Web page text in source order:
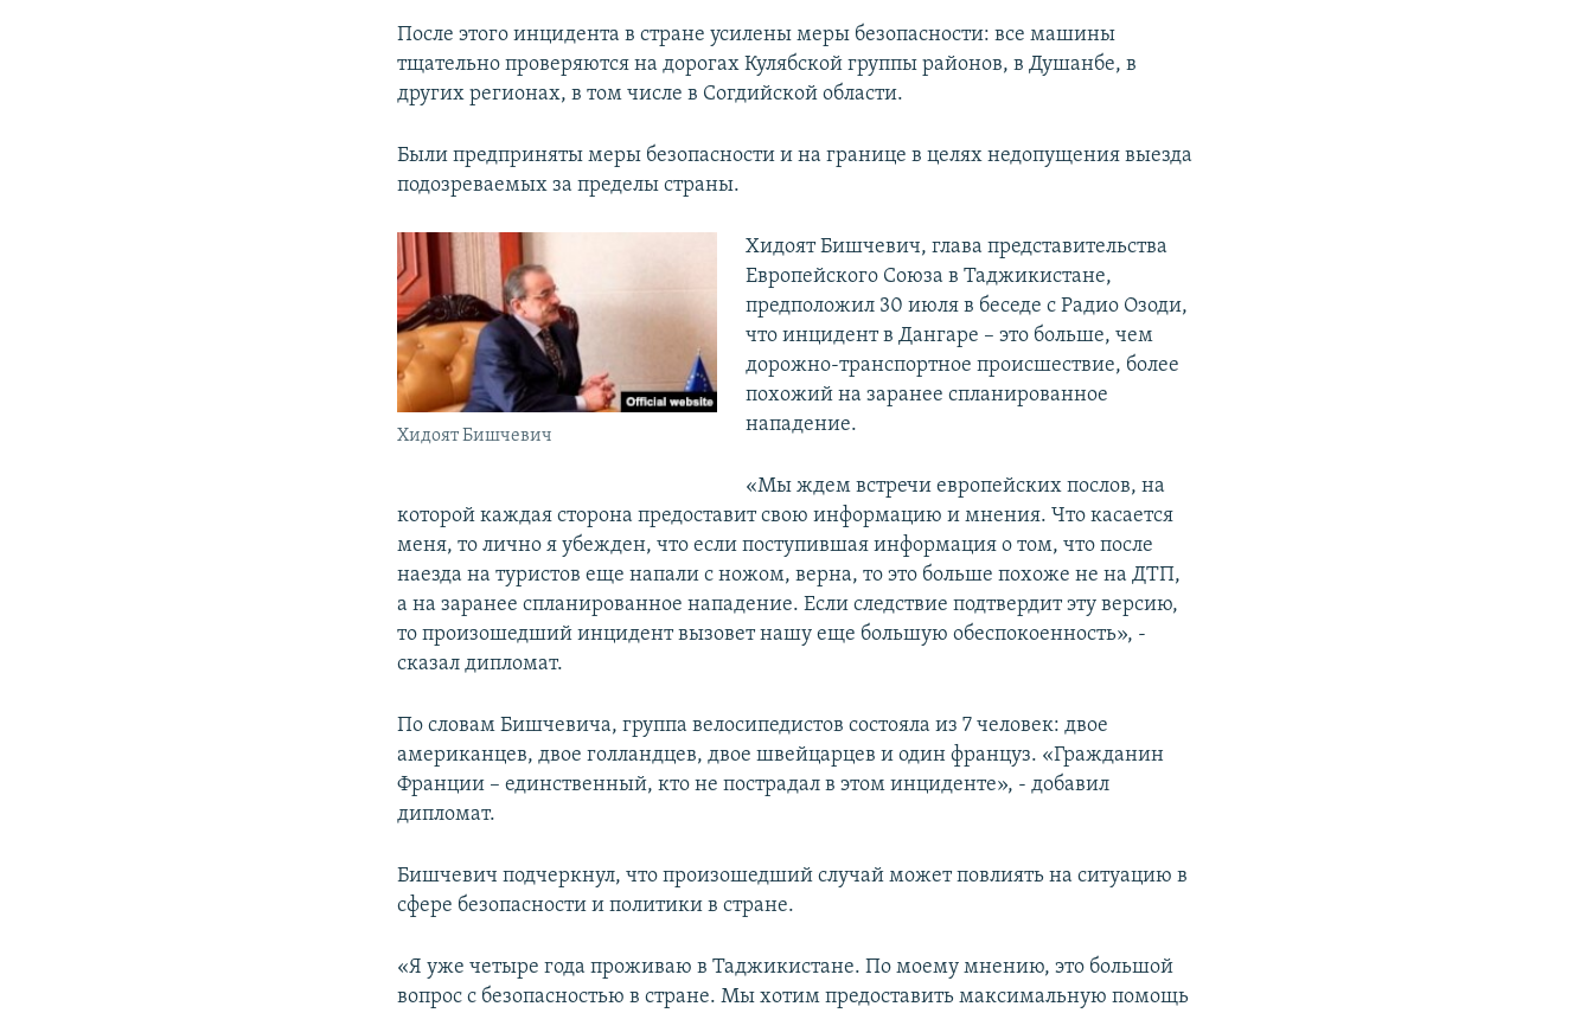
После этого инцидента в стране усилены меры безопасности: все машины
тщательно проверяются на дорогах Кулябской группы районов, в Душанбе, в
других регионах, в том числе в Согдийской области.
Были предприняты меры безопасности и на границе в целях недопущения выезда
подозреваемых за пределы страны.
Хидоят Бишчевич
Хидоят Бишчевич, глава представительства
Европейского Союза в Таджикистане,
предположил 30 июля в беседе с Радио Озоди,
что инцидент в Дангаре – это больше, чем
дорожно-транспортное происшествие, более
похожий на заранее спланированное
нападение.
«Мы ждем встречи европейских послов, на
которой каждая сторона предоставит свою информацию и мнения. Что касается
меня, то лично я убежден, что если поступившая информация о том, что после
наезда на туристов еще напали с ножом, верна, то это больше похоже не на ДТП,
а на заранее спланированное нападение. Если следствие подтвердит эту версию,
то произошедший инцидент вызовет нашу еще большую обеспокоенность», -
сказал дипломат.
По словам Бишчевича, группа велосипедистов состояла из 7 человек: двое
американцев, двое голландцев, двое швейцарцев и один француз. «Гражданин
Франции – единственный, кто не пострадал в этом инциденте», - добавил
дипломат.
Бишчевич подчеркнул, что произошедший случай может повлиять на ситуацию в
сфере безопасности и политики в стране.
«Я уже четыре года проживаю в Таджикистане. По моему мнению, это большой
вопрос с безопасностью в стране. Мы хотим предоставить максимальную помощь